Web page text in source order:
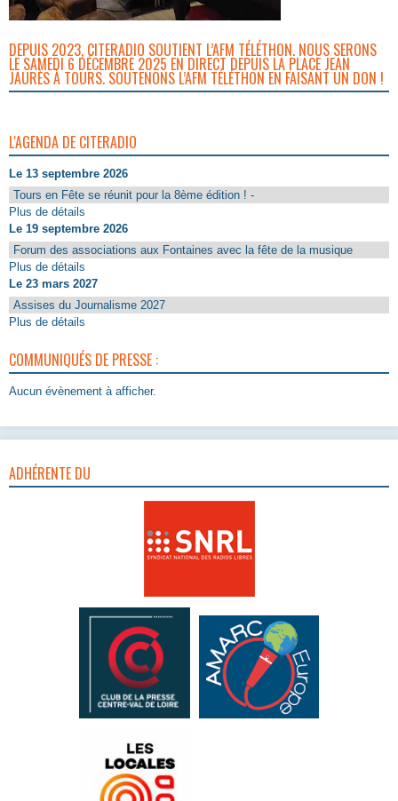
DEPUIS 2023, CITERADIO SOUTIENT L’AFM TÉLÉTHON. NOUS SERONS
LE SAMEDI 6 DÉCEMBRE 2025 EN DIRECT DEPUIS LA PLACE JEAN
JAURÈS À TOURS. SOUTENONS L’AFM TÉLÉTHON EN FAISANT UN DON !
L'AGENDA DE CITERADIO
Le 13 septembre 2026
Tours en Fête se réunit pour la 8ème édition ! -
Plus de détails
Le 19 septembre 2026
Forum des associations aux Fontaines avec la fête de la musique
Plus de détails
Le 23 mars 2027
Assises du Journalisme 2027
Plus de détails
COMMUNIQUÉS DE PRESSE :
Aucun évènement à afficher.
ADHÉRENTE DU